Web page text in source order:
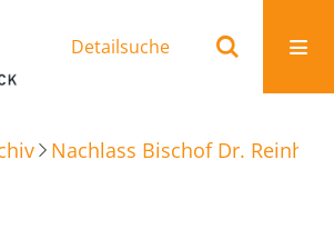
Detailsuche
Nachlass Bischof Dr.